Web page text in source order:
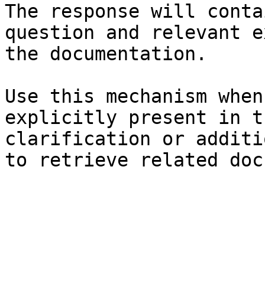
The response will
question and relevant
the documentation.
Use this mechanism
explicitly present in
clarification or